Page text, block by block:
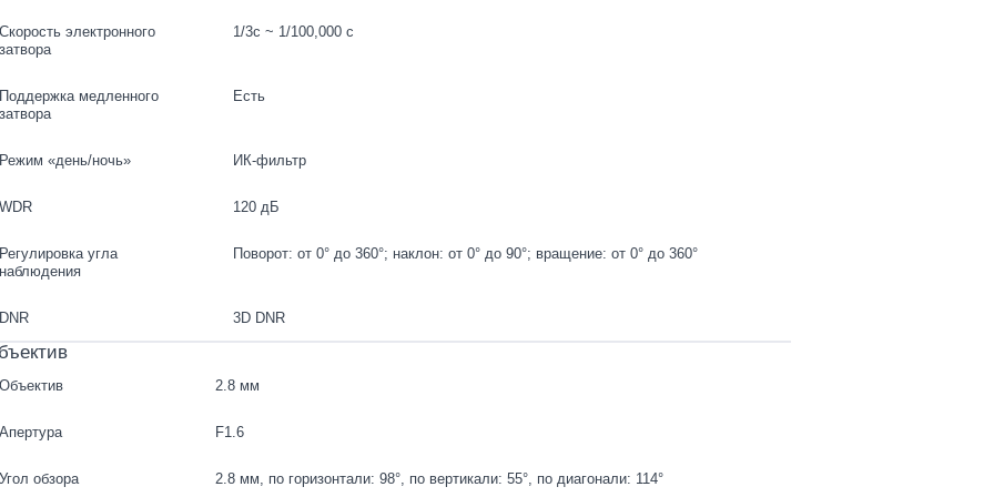
электронного
1/3с ~ 1/100,000 с
медленного
Есть
«день/ночь» ИК-фильтр
120 дБ
угла
Поворот: от 0° до 360°; наклон: от 0° до 90°; вращение: от 0° до 360°
3D DNR
2.8 мм
F1.6
обзора 2.8 мм, по горизонтали: 98°, по вертикали: 55°, по диагонали: 114°